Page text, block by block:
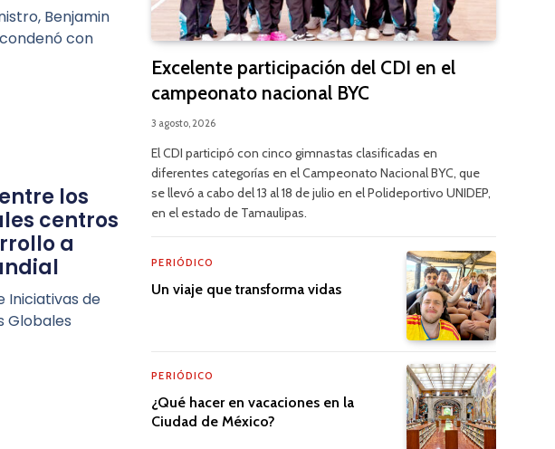
Benjamin
con
los
centros
a
Iniciativas de
Globales
Excelente participación del CDI en el
campeonato nacional BYC
3 agosto, 2026
El CDI participó con cinco gimnastas clasificadas en
diferentes categorías en el Campeonato Nacional BYC, que
se llevó a cabo del 13 al 18 de julio en el Polideportivo UNIDEP,
en el estado de Tamaulipas.
PERIÓDICO
Un viaje que transforma vidas
PERIÓDICO
¿Qué hacer en vacaciones en la
Ciudad de México?